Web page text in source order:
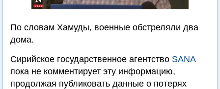
По словам Хамуды, военные обстреляли два
дома.
Сирийское государственное агентство SANA
пока не комментирует эту информацию,
продолжая публиковать данные о потерях